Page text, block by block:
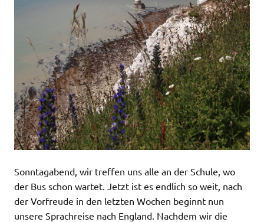
Sonntagabend, wir treffen uns alle an der Schule, wo
der Bus schon wartet. Jetzt ist es endlich so weit, nach
der Vorfreude in den letzten Wochen beginnt nun
unsere Sprachreise nach England. Nachdem wir die